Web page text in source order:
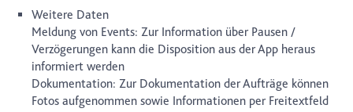
Weitere Daten
Meldung von Events: Zur Information über Pausen /
Verzögerungen kann die Disposition aus der App heraus
informiert werden
Dokumentation: Zur Dokumentation der Aufträge können
Fotos aufgenommen sowie Informationen per Freitextfeld